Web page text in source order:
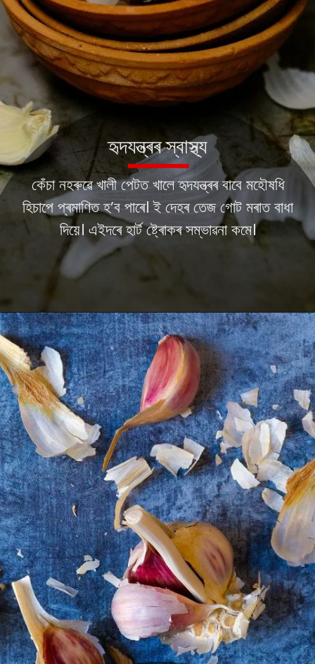
কেঁচা নহৰুৱে খালী পেটত খালে হৃদযন্ত্ৰৰ বাবে মহৌষধি
হিচাপে প্ৰমাণিত হ’ব পাৰে। ই দেহৰ তেজ গোট মৰাত বাধা
দিয়ে। এইদৰে হাৰ্ট ষ্ট্ৰোকৰ সম্ভাৱনা কমে।
হৃদযন্ত্ৰৰ স্বাস্থ্য